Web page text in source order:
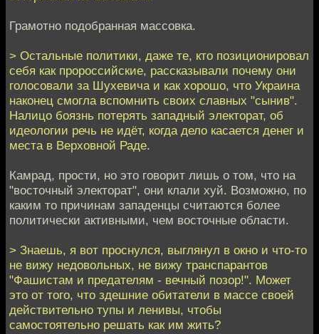
Грамотно подобранная массовка.
> Остальные политики, даже те, кто позиционировал
себя как пророссийские, рассказывали почему они
голосовали за Шухевича и как хорошо, что Украина
наконец смогла вспомнить своих славных "сынив".
Налицо боязнь потерять западный электорат, об
идеологии речь не идёт, когда дело касается денег и
места в Верховной Раде.
Камрад, прости, но это говорит лишь о том, что на
"восточный электорат", они клали хуй. Возможно, по
каким то причинам западенцы считаются более
политически активными, чем восточные области.
> Знаешь, я вот проснулся, выглянул в окно и что-то
не вижу недовольных, не вижу транспарантов
"Фашистам и предателям - вечный позор!". Может
это от того, что здешние обитатели в массе своей
действительно тупы и ленивы, чтобы
самостоятельно решать как им жить?